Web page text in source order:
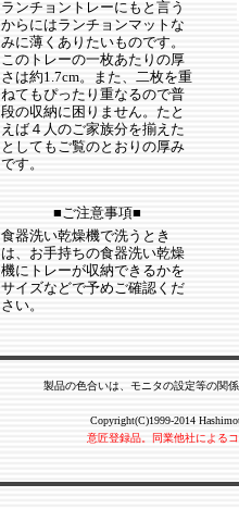
ランチョントレーにもと言う
からにはランチョンマットな
みに薄くありたいものです。
このトレーの一枚あたりの厚
さは約1.7cm。また、二枚を重
ねてもぴったり重なるので普
段の収納に困りません。たと
えば４人のご家族分を揃えた
としてもご覧のとおりの厚み
です。
■ご注意事項■
食器洗い乾燥機で洗うとき
は、お手持ちの食器洗い乾燥
機にトレーが収納できるかを
サイズなどで予めご確認くだ
さい。
製品の色合いは、モニタの設定等の関
Copyright(C)1999-2014
意匠登録品。同業他社による